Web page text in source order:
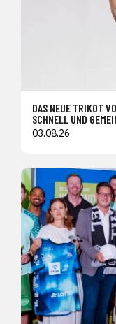
DAS NEUE TRIKOT
SCHNELL UND
03.08.26